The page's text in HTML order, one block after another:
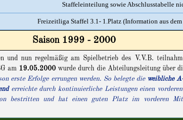
Staffeleinteilung sowie Abschlusstabelle
Freizeitliga Staffel 3.1- 1.Platz (Information aus
Saison 1999 - 2000
nun regelmäßig am Spielbetrieb des V.V.B.
am 19.05.2000 wurde durch die Abteilungsleitung über
erste Erfolge errungen werden. So belegte dieweibliche
erreichte durch kontinuierliche Leistungen einen
bestritten und hat einen guten Platz im vorderen